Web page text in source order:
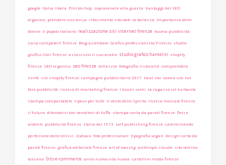
google italia libera Prestashop sopravvivere alla guerra Vantaggi del SEO
organico prendere coscienza rifacimento sito web la bellezza importanza delle
donne il popolo italiano realizzazione siti internet firenze buona pubblicità
lucia campatelli firenze Blog aziendale Grafico professionista Firenze studio
grafico libri firenze a ciascuno il suo aratro studio grafico hamelin shopify
firenze SEO organico seo firenze Amicizia fotografia ristoranti comprendere
ninfe siti shopify firenze campagne pubblicitarie 2017 local seo lavora con noi
fare pubblicità ricerca di marketing firenze i buoni semi la ragazza col turbante
stampa compostabile riposo per tutti il vento dello Spirito ricerca mercato firenze
il futuro difendersi dai venditori di fuffa stampa carta da parati firenze fieri e
ardenti pubblicità firenze storia del 1973 self publishing firenze camminando
perfezione delle ellissi Zodiaco foto professionali tipografia vegan design carta da
parati firenze grafica editoriale firenze art of loosing anthropic claude sito vetrina
toscana Sito e-commerce anno nuovo vita nuova cartellini moda firenze